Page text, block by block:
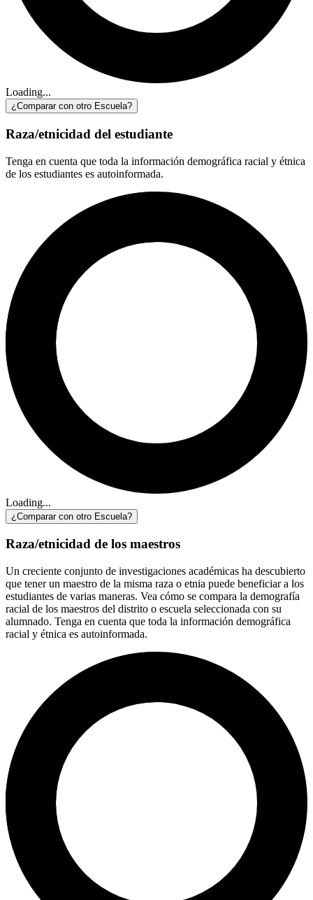
Loading...
¿Comparar con otro Escuela?
Raza/etnicidad del estudiante
Tenga en cuenta que toda la información demográfica racial y étnica
de los estudiantes es autoinformada.
Loading...
¿Comparar con otro Escuela?
Raza/etnicidad de los maestros
Un creciente conjunto de investigaciones académicas ha descubierto
que tener un maestro de la misma raza o etnia puede beneficiar a los
estudiantes de varias maneras. Vea cómo se compara la demografía
racial de los maestros del distrito o escuela seleccionada con su
alumnado. Tenga en cuenta que toda la información demográfica
racial y étnica es autoinformada.